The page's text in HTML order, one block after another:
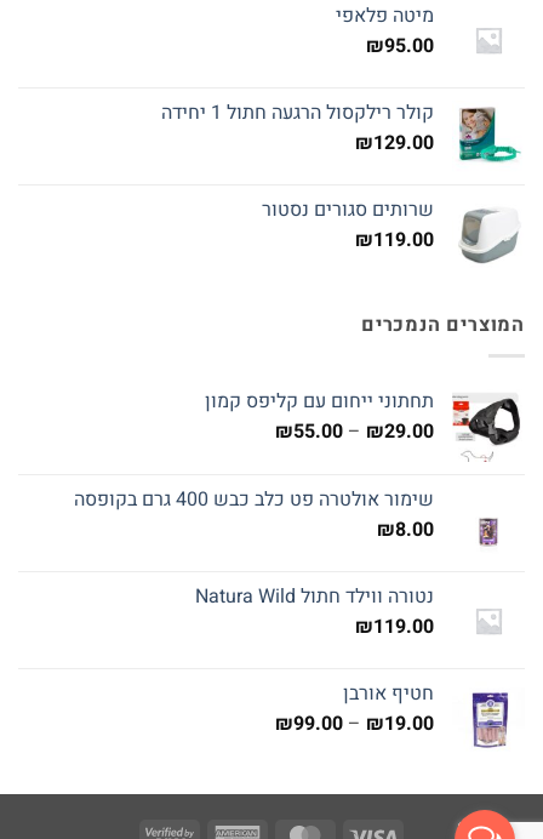
מיטה פלאפי
₪95.00
קולר רילקסול הרגעה חתול 1 יחידה
₪129.00
שרותים סגורים נסטור
₪119.00
המוצרים הנמכרים
תחתוני ייחום עם קליפס קמון
₪29.00
–
₪55.00
עד
שימור אולטרה פט כלב כבש 400 גרם בקופסה
₪8.00
נטורה ווילד חתול Natura Wild
₪119.00
חטיף אורבן
₪19.00
–
₪99.00
עד